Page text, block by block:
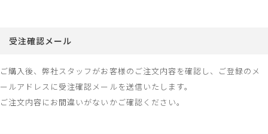
受注確認メール
ご購入後、弊社スタッフがお客様のご注文内容を確認し、ご登録のメ
ールアドレスに受注確認メールを送信いたします。
ご注文内容にお間違いがないかご確認ください。